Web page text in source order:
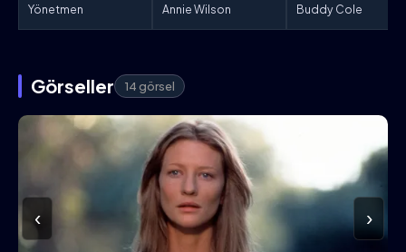
Yönetmen Annie Wilson Buddy Cole
Görseller 14 görsel
‹ ›